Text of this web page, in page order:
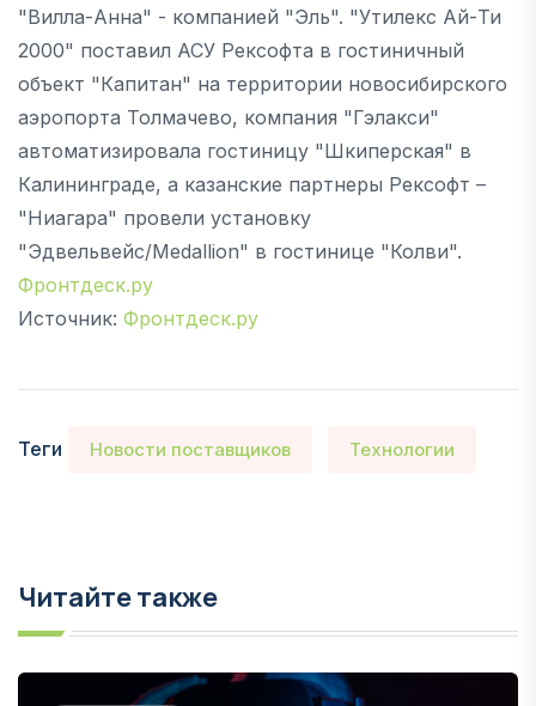
"Вилла-Анна" - компанией "Эль". "Утилекс Ай-Ти
2000" поставил АСУ Рексофта в гостиничный
объект "Капитан" на территории новосибирского
аэропорта Толмачево, компания "Гэлакси"
автоматизировала гостиницу "Шкиперская" в
Калининграде, а казанские партнеры Рексофт –
"Ниагара" провели установку
"Эдвельвейс/Medallion" в гостинице "Колви".
Фронтдеск.ру
Источник: Фронтдеск.ру
Теги Новости поставщиков Технологии
Читайте также